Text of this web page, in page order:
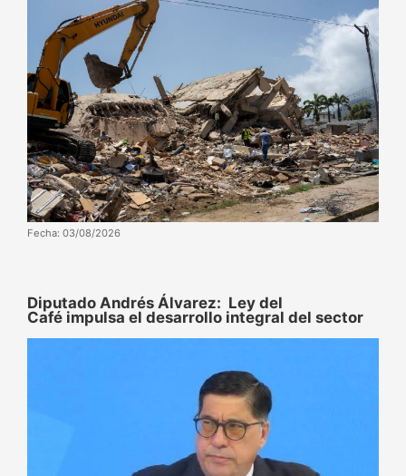
Fecha: 03/08/2026
Diputado Andrés Álvarez: Ley del
Café impulsa el desarrollo integral del sector